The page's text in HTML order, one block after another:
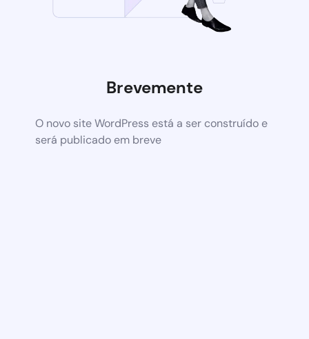
Brevemente
O novo site WordPress está a ser construído e
será publicado em breve